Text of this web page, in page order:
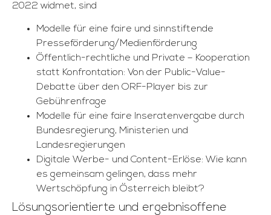
2022 widmet, sind
Modelle für eine faire und sinnstiftende
Presseförderung/Medienförderung
Öffentlich-rechtliche und Private – Kooperation
statt Konfrontation: Von der Public-Value-
Debatte über den ORF-Player bis zur
Gebührenfrage
Modelle für eine faire Inseratenvergabe durch
Bundesregierung, Ministerien und
Landesregierungen
Digitale Werbe- und Content-Erlöse: Wie kann
es gemeinsam gelingen, dass mehr
Wertschöpfung in Österreich bleibt?
Lösungsorientierte und ergebnisoffene